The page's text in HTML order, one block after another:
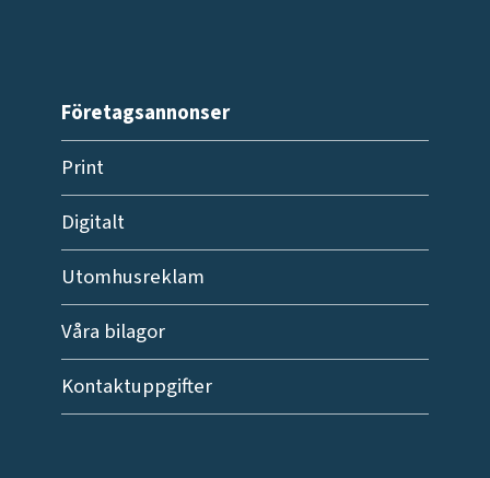
Företagsannonser
Print
Digitalt
Utomhusreklam
Våra bilagor
Kontaktuppgifter